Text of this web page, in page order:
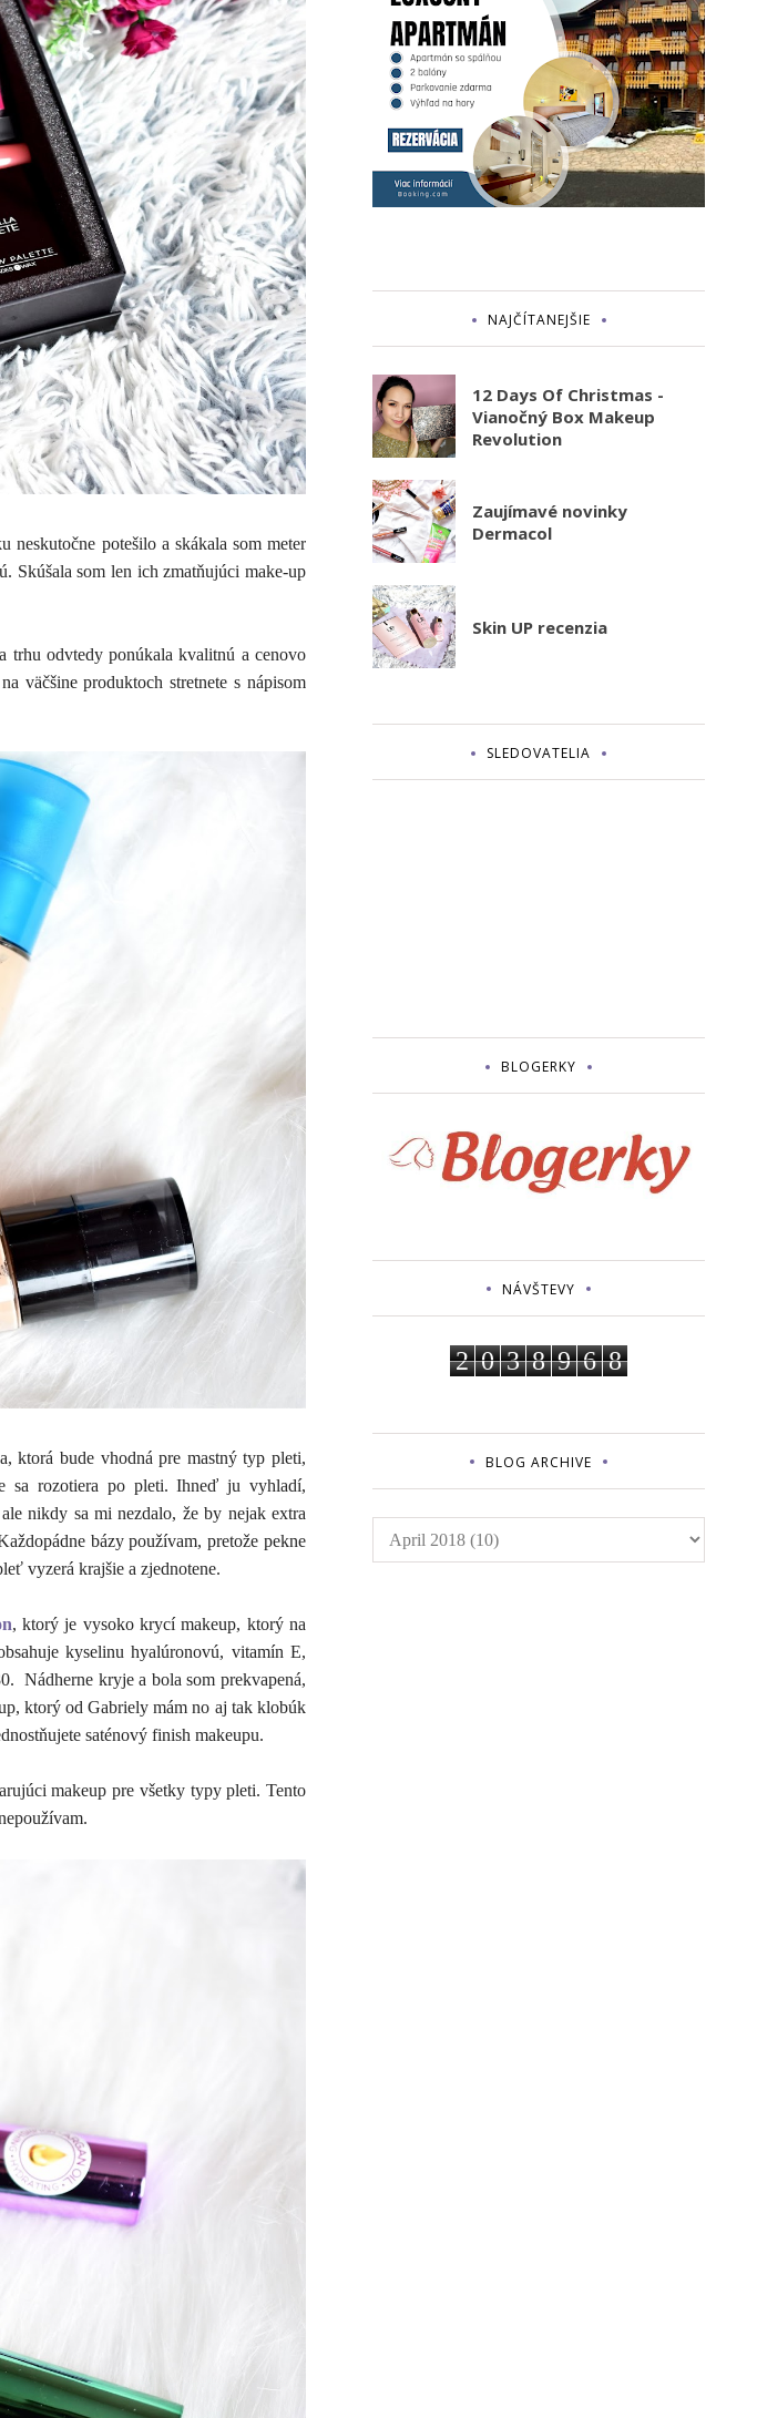
neskutočne potešilo a skákala som meter
Skúšala som len ich zmatňujúci make-up
trhu odvtedy ponúkala kvalitnú a cenovo
väčšine produktoch stretnete s nápisom
ktorá bude vhodná pre mastný typ pleti,
sa rozotiera po pleti. Ihneď ju vyhladí,
nikdy sa mi nezdalo, že by nejak extra
bázy používam, pretože pekne
vyzerá krajšie a zjednotene.
, ktorý je vysoko krycí makeup, ktorý na
kyselinu hyalúronovú, vitamín E,
Nádherne kryje a bola som prekvapená,
ktorý od Gabriely mám no aj tak klobúk
saténový finish makeupu.
makeup pre všetky typy pleti. Tento
NAJČÍTANEJŠIE
12 Days Of Christmas -
Vianočný Box Makeup
Revolution
Zaujímavé novinky
Dermacol
Skin UP recenzia
SLEDOVATELIA
BLOGERKY
NÁVŠTEVY
2 0 3 8 9 6 8
BLOG ARCHIVE